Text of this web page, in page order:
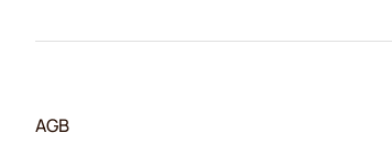
AGB